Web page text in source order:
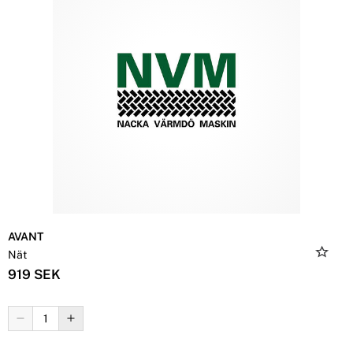
AVANT
Nät
919 SEK